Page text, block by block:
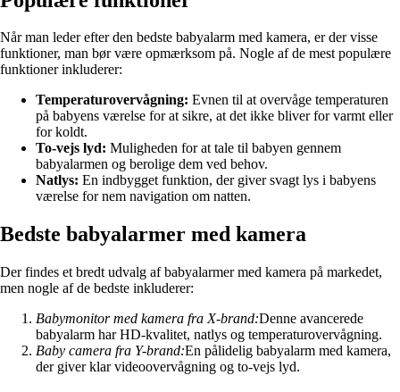
Når man leder efter den bedste babyalarm med kamera, er der visse
funktioner, man bør være opmærksom på. Nogle af de mest populære
funktioner inkluderer:
Temperaturovervågning: Evnen til at overvåge temperaturen
på babyens værelse for at sikre, at det ikke bliver for varmt eller
for koldt.
To-vejs lyd: Muligheden for at tale til babyen gennem
babyalarmen og berolige dem ved behov.
Natlys: En indbygget funktion, der giver svagt lys i babyens
værelse for nem navigation om natten.
Bedste babyalarmer med kamera
Der findes et bredt udvalg af babyalarmer med kamera på markedet,
men nogle af de bedste inkluderer:
Babymonitor med kamera fra X-brand:Denne avancerede
babyalarm har HD-kvalitet, natlys og temperaturovervågning.
Baby camera fra Y-brand:En pålidelig babyalarm med kamera,
der giver klar videoovervågning og to-vejs lyd.